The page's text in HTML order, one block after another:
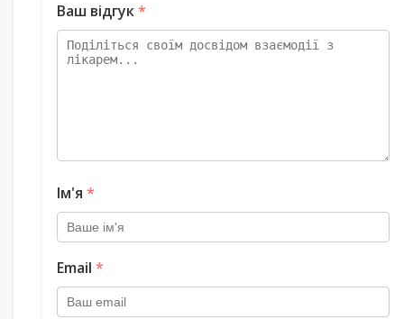
Ваш відгук*
Ім'я *
Email *